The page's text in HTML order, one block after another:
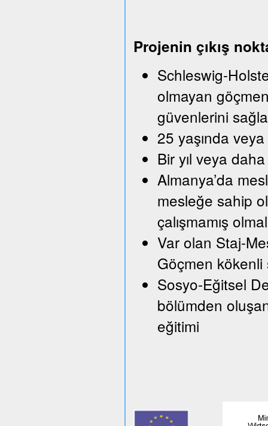
Projenin çıkış
Schleswig-
olmayan
güvenlerini
25 yaşında
Bir yıl veya
Almanya’da
mesleğe sahip
çalışmamış
Var olan Staj-
Göçmen
Sosyo-Eğitsel
bölümden
eğitimi